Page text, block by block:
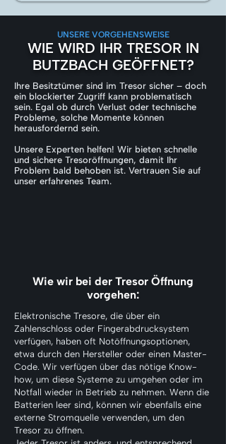
UNSERE VORGEHENSWEISE
WIE WIRD IHR TRESOR IN
BUTZBACH GEÖFFNET?
Ihre Besitztümer sind im Tresor sicher – doch
ein blockierter Zugriff kann problematisch
sein. Egal ob durch Verlust oder technische
Probleme, solche Momente können
herausfordernd sein.
Unsere Experten helfen! Wir bieten schnelle
und sichere Tresoröffnungen, damit Ihr
Problem bald behoben ist. Vertrauen Sie auf
unser erfahrenes Team.
Wie wir bei der Tresor Öffnung
vorgehen:
Elektronische Tresore, die über ein
Zahlenschloss oder Fingerabdrucksystem
verfügen, haben oft Notöffnungsoptionen,
etwa durch den Hersteller oder einen Master-
Code. Wir verfügen über das nötige Know-
how, um diese Systeme zu umgehen oder im
Notfall wieder in Betrieb zu nehmen. Wenn die
Batterien leer sind, können wir ebenfalls eine
externe Stromquelle verwenden, um den
Tresor zu öffnen.